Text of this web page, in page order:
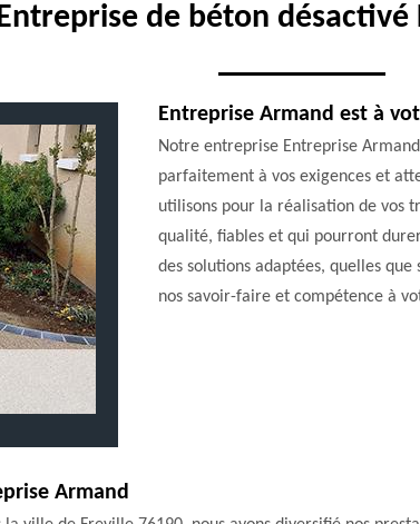
de béton désactivé
Entreprise Armand est à
Notre entreprise Entreprise
parfaitement à vos exigences et
utilisons pour la réalisation de vos
qualité, fiables et qui pourront
des solutions adaptées, quelles
nos savoir-faire et compétence à
Armand